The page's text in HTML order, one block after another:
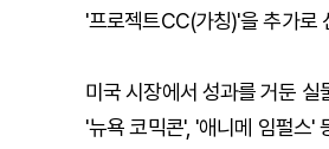
'프로젝트CC(가칭)'을 추가로
미국 시장에서 성과를 거둔
'뉴욕 코믹콘', '애니메 임펄스'